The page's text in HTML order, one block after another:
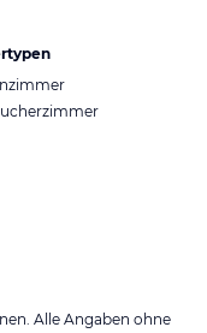
Alle Angaben ohne